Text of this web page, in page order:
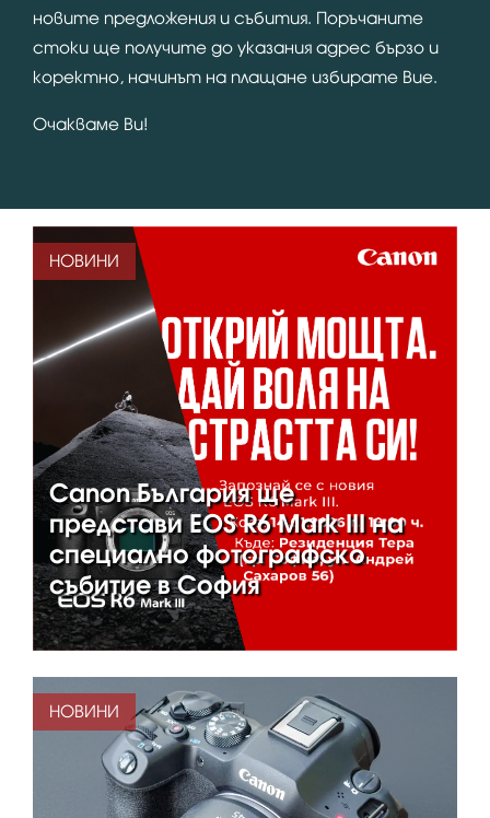
новите предложения и събития. Поръчаните
стоки ще получите до указания адрес бързо и
коректно, начинът на плащане избирате Вие.
Очакваме Ви!
Canon България ще
представи EOS R6 Mark III на
специално фотографско
събитие в София
НОВИНИ
НОВИНИ